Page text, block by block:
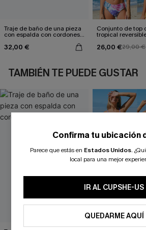
Traje de baño de una pieza
con espalda con cordones y
32,00 €
Conjunto de top
tropical
26,00 €29,00 €
TAMBIÉN TE PUEDE GUSTAR
Confirma tu ubicación
Parece que estás en Estados Unidos.
local para una mejor
IR AL CUPSHE-US
QUEDARME AQUÍ